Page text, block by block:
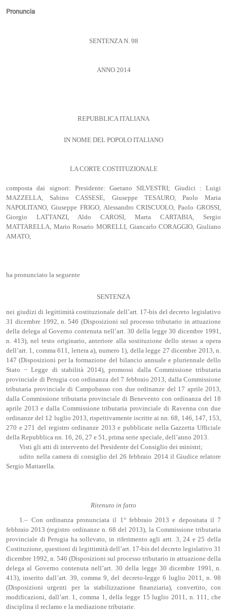
Pronuncia
SENTENZA N. 98
ANNO 2014
REPUBBLICA ITALIANA
IN NOME DEL POPOLO ITALIANO
LA CORTE COSTITUZIONALE
composta dai signori: Presidente: Gaetano SILVESTRI; Giudici : Luigi
MAZZELLA, Sabino CASSESE, Giuseppe TESAURO, Paolo Maria
NAPOLITANO, Giuseppe FRIGO, Alessandro CRISCUOLO, Paolo GROSSI,
Giorgio LATTANZI, Aldo CAROSI, Marta CARTABIA, Sergio
MATTARELLA, Mario Rosario MORELLI, Giancarlo CORAGGIO, Giuliano
AMATO,
ha pronunciato la seguente
SENTENZA
nei giudizi di legittimità costituzionale dell’art. 17-bis del decreto legislativo
31 dicembre 1992, n. 546 (Disposizioni sul processo tributario in attuazione
della delega al Governo contenuta nell’art. 30 della legge 30 dicembre 1991,
n. 413), nel testo originario, anteriore alla sostituzione dello stesso a opera
dell’art. 1, comma 611, lettera a), numero 1), della legge 27 dicembre 2013, n.
147 (Disposizioni per la formazione del bilancio annuale e pluriennale dello
Stato − Legge di stabilità 2014), promossi dalla Commissione tributaria
provinciale di Perugia con ordinanza del 7 febbraio 2013, dalla Commissione
tributaria provinciale di Campobasso con due ordinanze del 17 aprile 2013,
dalla Commissione tributaria provinciale di Benevento con ordinanza del 18
aprile 2013 e dalla Commissione tributaria provinciale di Ravenna con due
ordinanze del 12 luglio 2013, rispettivamente iscritte ai nn. 68, 146, 147, 153,
270 e 271 del registro ordinanze 2013 e pubblicate nella Gazzetta Ufficiale
della Repubblica nn. 16, 26, 27 e 51, prima serie speciale, dell’anno 2013.
Visti gli atti di intervento del Presidente del Consiglio dei ministri;
udito nella camera di consiglio del 26 febbraio 2014 il Giudice relatore
Sergio Mattarella.
Ritenuto in fatto
1.– Con ordinanza pronunciata il 1° febbraio 2013 e depositata il 7
febbraio 2013 (registro ordinanze n. 68 del 2013), la Commissione tributaria
provinciale di Perugia ha sollevato, in riferimento agli artt. 3, 24 e 25 della
Costituzione, questioni di legittimità dell’art. 17-bis del decreto legislativo 31
dicembre 1992, n. 546 (Disposizioni sul processo tributario in attuazione della
delega al Governo contenuta nell’art. 30 della legge 30 dicembre 1991, n.
413), inserito dall’art. 39, comma 9, del decreto-legge 6 luglio 2011, n. 98
(Disposizioni urgenti per la stabilizzazione finanziaria), convertito, con
modificazioni, dall’art. 1, comma 1, della legge 15 luglio 2011, n. 111, che
disciplina il reclamo e la mediazione tributarie.